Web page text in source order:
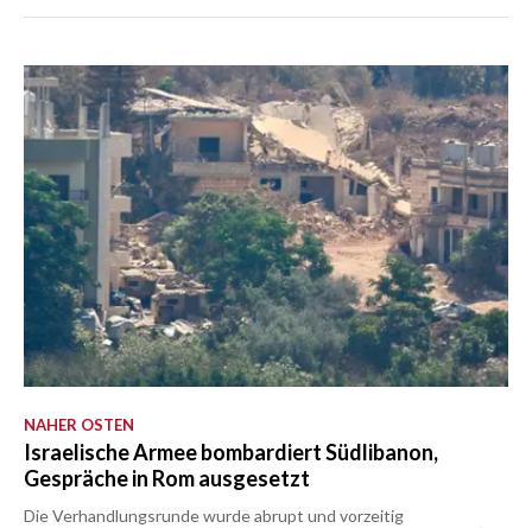
NAHER OSTEN
Israelische Armee bombardiert Südlibanon,
Gespräche in Rom ausgesetzt
Die Verhandlungsrunde wurde abrupt und vorzeitig